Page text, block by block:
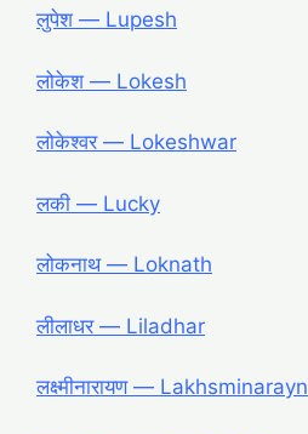
लुपेश ― Lupesh
लोकेश ― Lokesh
लोकेश्वर ― Lokeshwar
लकी ― Lucky
लोकनाथ ― Loknath
लीलाधर ― Liladhar
लक्ष्मीनारायण ― Lakhsminarayn